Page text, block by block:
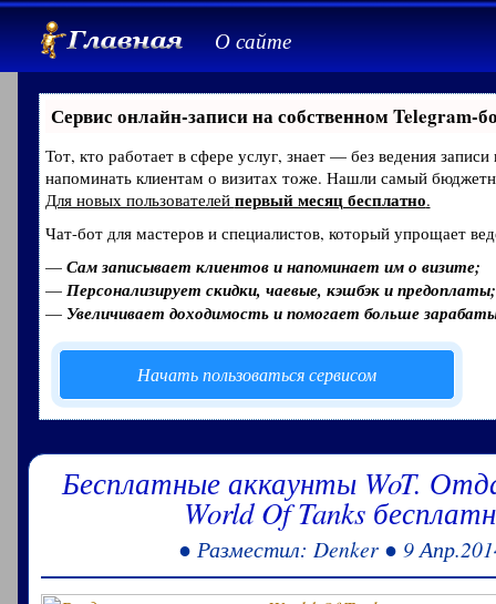
О сайте
Сервис онлайн-записи на собственном Telegram-
Тот, кто работает в сфере услуг, знает — без ведения
напоминать клиентам о визитах тоже. Нашли самый
Для новых пользователей первый месяц бесплатно.
Чат-бот для мастеров и специалистов, который упрощает
— Сам записывает клиентов и напоминает им о визите;
— Персонализирует скидки, чаевые, кэшбэк и предоплаты;
— Увеличивает доходимость и помогает больше
Начать пользоваться сервисом
Бесплатные аккаунты WoT.
World Of Tanks
● Разместил: Denker ● 9